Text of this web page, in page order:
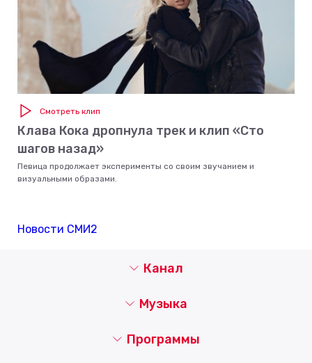
Смотреть клип
Клава Кока дропнула трек и клип «Сто
шагов назад»
Певица продолжает эксперименты со своим звучанием и
визуальными образами.
Новости СМИ2
Канал
Музыка
Программы